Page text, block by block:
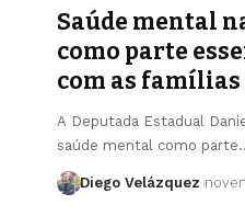
Saúde mental
como parte
com as
A Deputada Estadual
saúde mental como
Diego Velázquez